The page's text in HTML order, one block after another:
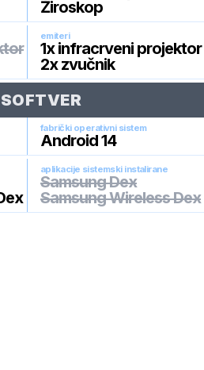
Žiroskop
emiteri
1x infracrveni projektor
2x zvučnik
SOFTVER
fabrički operativni sistem
Android 14
aplikacije sistemski instalirane
Samsung Dex
Samsung Wireless Dex